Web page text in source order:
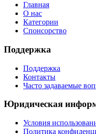
Главная
О нас
Категории
Спонсорство
Поддержка
Поддержка
Контакты
Часто задаваемые
Юридическая
Условия
Политика